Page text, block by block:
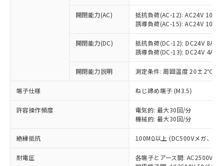
開閉能力(AC)
抵抗負荷(AC-12): AC24V 10A/
誘導負荷(AC-15): AC24V
開閉能力(DC)
抵抗負荷(DC-12): DC24V 8A/
誘導負荷(DC-13): DC24V 4A/
開閉能力説明 測定条件: 周囲温度 20±2℃、
端子仕様 ねじ締め端子 (M3.5)
許容操作頻度
電気的: 最大30回/分
機械的: 最大30回/分
絶縁抵抗 100MΩ以上 (DC500Vメガ、点
耐電圧
各端子とアース間: AC2500V
以下の条件をお読みいただき、同意のうえ
本サービスは、当社制御機器事業取扱
商品の当社在庫状況および標準価格
(税抜)を提供させていただくもので
当社制御機器事業取扱商品の中には、
本サービスの対象外となる商品もある
ことをご了承ください。
在庫状況および標準価格照会結果は、
記載している更新日時点での社内デー
タに基づき作成されるものであり、閲
準価格とは異なる場合があることをご
対応予定なし：EU RoHS指令（10物質）の
非含有に非対応の商品で、対応品を出す予
調査・確認中：EU RoHS指令（10物質）の
非含有の対応状況を調査中または確認中の
非該当品：ライセンス料など無形物で、有
害物質有無と関係のない商品です。
仕入先様の事情により、非含有部品として
いたものが、含有品と判明した場合などや
むを得ず変更することがあります。
*EU RoHS指令（10物質）：
鉛(Pb) 1000ppm以下、 水銀(Hg) 1000ppm以下、 カド
六価クロム(Cr(Ⅵ)) 1000ppm以下、ポリ臭化ビフェニル
「○」：最大均質材料含有率が中国RoHSの
基準値以下であることを示します。
「×」：最大均質材料含有率が中国RoHSの
基準値を超えていることを示します。
「－」：未確認です。当社販売部門へお問
当社は、これら貴社製品のうち、外国
為替および外国貿易法に定める商品
（以下｢規制貨物等」という）を輸出
または国外への提供する場合は、日本
国政府の輸出許可(または役務取引許
可)を取得するなどの必要な手続きを